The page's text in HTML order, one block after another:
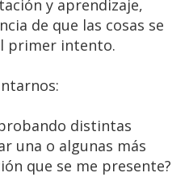
y aprendizaje,
de que las cosas se
primer intento.
distintas
una o algunas más
que se me presente?